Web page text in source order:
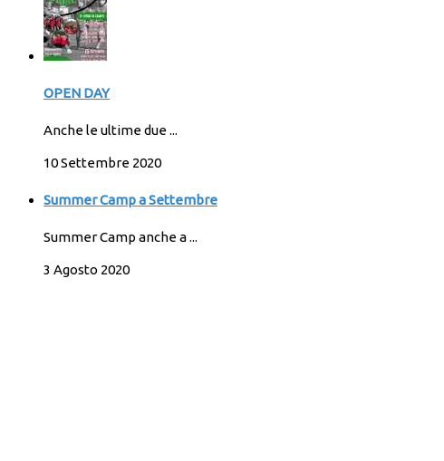
OPEN DAY
Anche le ultime due ...
10 Settembre 2020
Summer Camp a Settembre
Summer Camp anche a ...
3 Agosto 2020